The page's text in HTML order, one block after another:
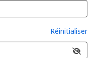
Réinitialiser